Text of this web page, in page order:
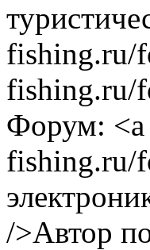
fishing.ru/
fishing.ru/
Форум: <a
fishing.ru/
/>Автор